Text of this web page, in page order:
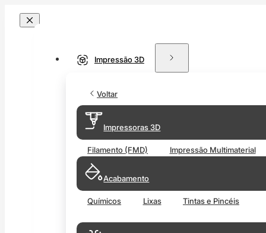
Impressão 3D
Voltar
Impressoras 3D
Filamento (FMD) Impressão Multimaterial
Acabamento
Químicos Lixas Tintas e Pincéis